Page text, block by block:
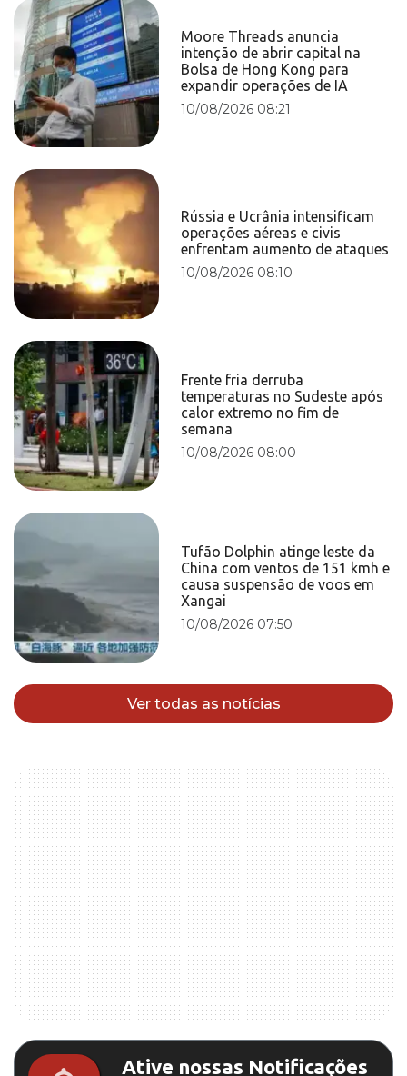
Moore Threads anuncia
intenção de abrir capital na
Bolsa de Hong Kong para
expandir operações de IA
10/08/2026 08:21
Rússia e Ucrânia intensificam
operações aéreas e civis
enfrentam aumento de ataques
10/08/2026 08:10
Frente fria derruba
temperaturas no Sudeste após
calor extremo no fim de
semana
10/08/2026 08:00
Tufão Dolphin atinge leste da
China com ventos de 151 kmh e
causa suspensão de voos em
Xangai
10/08/2026 07:50
Ver todas as notícias
Ative nossas Notificações